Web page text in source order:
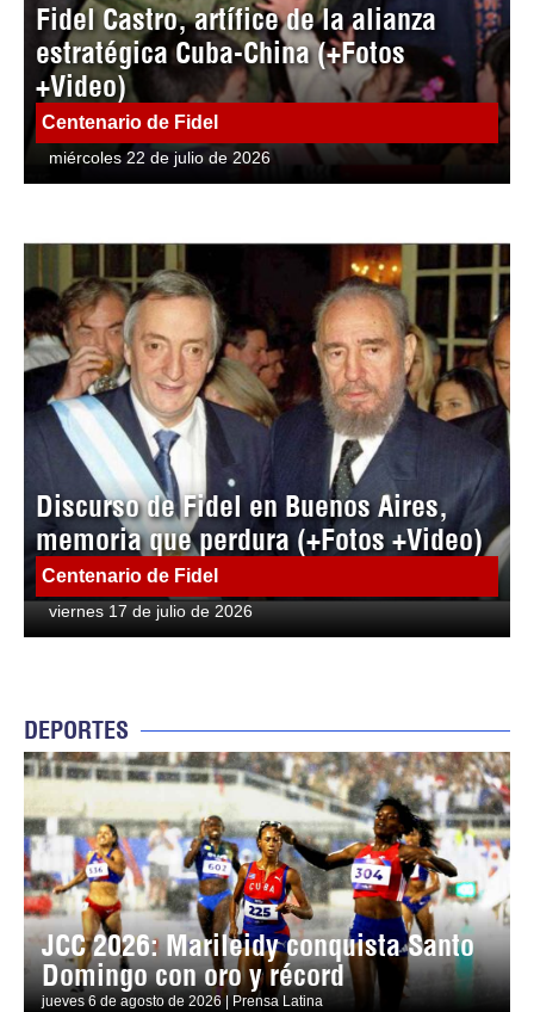
Fidel Castro, artífice de la alianza
estratégica Cuba-China (+Fotos
+Video)
Centenario de Fidel
miércoles 22 de julio de 2026
Discurso de Fidel en Buenos Aires,
memoria que perdura (+Fotos +Video)
Centenario de Fidel
viernes 17 de julio de 2026
DEPORTES
JCC 2026: Marileidy conquista Santo
Domingo con oro y récord
jueves 6 de agosto de 2026 | Prensa Latina